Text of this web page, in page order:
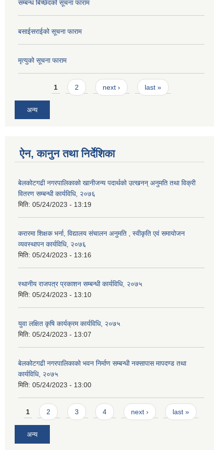
सम्बन्ध बिच्छेदको सूचना फाराम
बसाईसराईको सूचना फाराम
मृत्युको सूचना फाराम
Pages1 2 next › last »
अन्य
ऐन, कानुन तथा निर्देशिका
बेलकोटगढी नगरपालिकाको खानीजन्य पदार्थको उत्खनन् अनुमति तथा विक्री
वितरण सम्बन्धी कार्यविधि, २०७६
मिति: 05/24/2023 - 13:19
करारमा शिक्षक भर्ना, विद्यालय संचालन अनुमति , स्वीकृति एवं समायोजन
व्यवस्थापन कार्यविधि, २०७६
मिति: 05/24/2023 - 13:16
स्थानीय राजपत्र प्रकाशन सम्बन्धी कार्यविधि, २०७५
मिति: 05/24/2023 - 13:10
युवा लक्षित कृषि कार्यक्रम कार्यविधि, २०७५
मिति: 05/24/2023 - 13:07
बेलकोटगढी नगरपालिकाको भवन निर्माण सम्बन्धी नक्सापास मापदण्ड तथा
कार्यविधि, २०७५
मिति: 05/24/2023 - 13:00
Pages
1 2 3 4 next › last »
अन्य